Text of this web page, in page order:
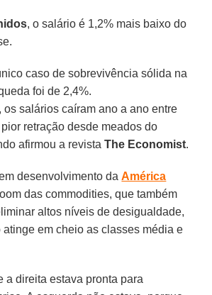
, o salário é 1,2% mais baixo do
caso de sobrevivência sólida na
foi de 2,4%.
os salários caíram ano a ano entre
retração desde meados do
afirmou a revista The Economist.
desenvolvimento daAmérica
das commodities, que também
altos níveis de desigualdade,
em cheio as classes média e
a direita estava pronta para